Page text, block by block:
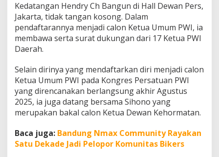
a
p
k
a
n
r
J
a
d
i
a
l
o
Kedatangan Hendry Ch Bangun di Hall Dewan Pers,
Jakarta, tidak tangan kosong. Dalam
pendaftarannya menjadi calon Ketua Umum PWI, ia
membawa serta surat dukungan dari 17 Ketua PWI
Daerah.
Selain dirinya yang mendaftarkan diri menjadi calon
Ketua Umum PWI pada Kongres Persatuan PWI
yang direncanakan berlangsung akhir Agustus
2025, ia juga datang bersama Sihono yang
merupakan bakal calon Ketua Dewan Kehormatan.
Baca juga: Bandung Nmax Community Rayakan
Satu Dekade Jadi Pelopor Komunitas Bikers